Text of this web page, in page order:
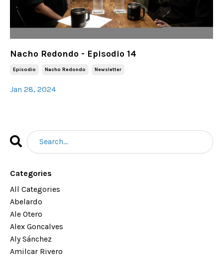
Nacho Redondo - Episodio 14
Episodio Nacho Redondo Newsletter
Jan 28, 2024
Categories
All Categories
Abelardo
Ale Otero
Alex Goncalves
Aly Sánchez
Amilcar Rivero